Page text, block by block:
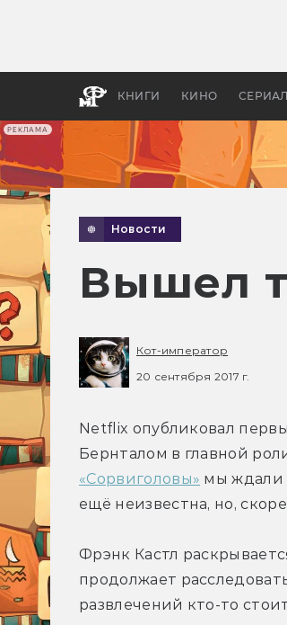
РЕКЛАМА
КНИГИ КИНО
Новости
Вышел
Кот-император
20 сентября 2017 г.
Netflix опубликовал
Бернталом в главной
«Сорвиголовы» мы ждали
ещё неизвестна, но,
Фрэнк Кастл
продолжает
развлечений кто-то